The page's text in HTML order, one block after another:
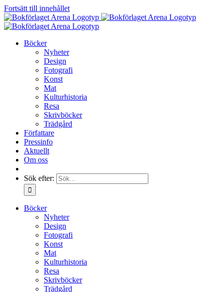
Fortsätt till innehållet
Böcker
Nyheter
Design
Fotografi
Konst
Mat
Kulturhistoria
Resa
Skrivböcker
Trädgård
Författare
Pressinfo
Aktuellt
Om oss
Sök efter:
Böcker
Nyheter
Design
Fotografi
Konst
Mat
Kulturhistoria
Resa
Skrivböcker
Trädgård